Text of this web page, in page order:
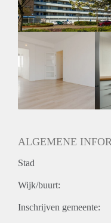
ALGEMENE
Stad
Wijk/buurt:
Inschrijven gemeente: